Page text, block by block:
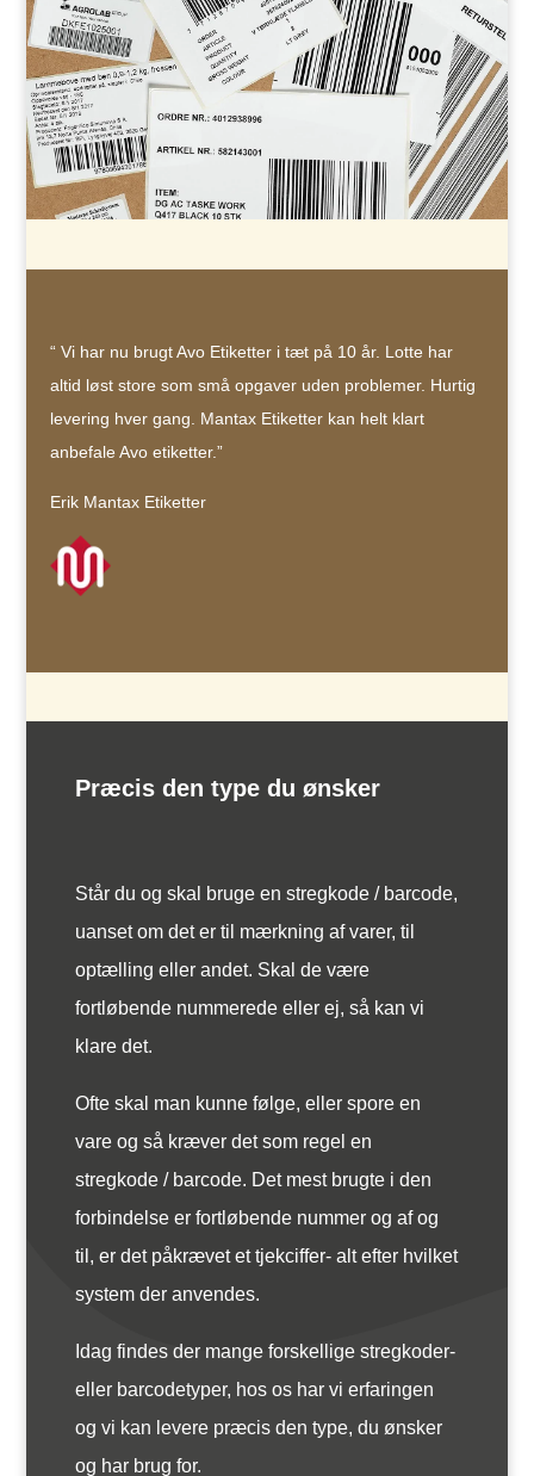
“ Vi har nu brugt Avo Etiketter i tæt på 10 år. Lotte har
altid løst store som små opgaver uden problemer. Hurtig
levering hver gang. Mantax Etiketter kan helt klart
anbefale Avo etiketter.”
Erik Mantax Etiketter
Præcis den type du ønsker
Står du og skal bruge en stregkode / barcode,
uanset om det er til mærkning af varer, til
optælling eller andet. Skal de være
fortløbende nummerede eller ej, så kan vi
klare det.
Ofte skal man kunne følge, eller spore en
vare og så kræver det som regel en
stregkode / barcode. Det mest brugte i den
forbindelse er fortløbende nummer og af og
til, er det påkrævet et tjekciffer- alt efter hvilket
system der anvendes.
Idag findes der mange forskellige stregkoder-
eller barcodetyper, hos os har vi erfaringen
og vi kan levere præcis den type, du ønsker
og har brug for.